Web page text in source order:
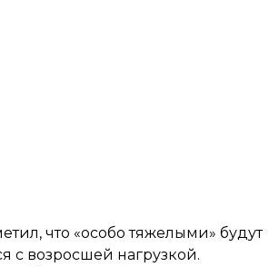
, что «особо тяжелыми» будут
с возросшей нагрузкой.